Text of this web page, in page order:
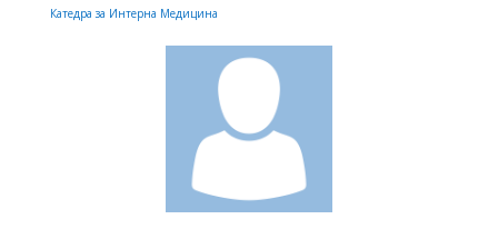
Катедра за Интерна Медицина